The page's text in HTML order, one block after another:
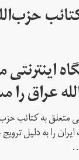
عراق را
متعلق به کتائب
را به دلیل